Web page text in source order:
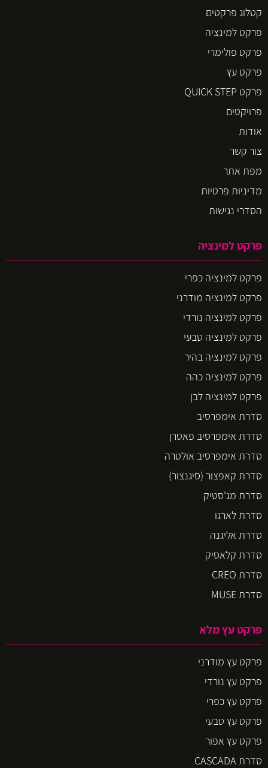
קטלוג פרקטים
פרקט למינציה
פרקט פולימרי
פרקט עץ
פרקט QUICK STEP
פרויקטים
אודות
צור קשר
מפת אתר
מדיניות פרטיות
הסדרי נגישות
פרקט למינציה
פרקט למינציה כפרי
פרקט למינציה מודרני
פרקט למינציה נורדי
פרקט למינציה טבעי
פרקט למינציה בהיר
פרקט למינציה כהה
פרקט למינציה לבן
סדרת אימפרסיב
סדרת אימפרסיב פאטרן
סדרת אימפרסיב אולטרה
סדרת קאפצור (סיגנצור)
סדרת מג'סטיק
סדרת לארגו
סדרת אליגנה
סדרת קלאסיק
סדרת CREO
סדרת MUSE
פרקט עץ מלא
פרקט עץ מודרני
פרקט עץ נורדי
פרקט עץ כפרי
פרקט עץ טבעי
פרקט עץ אפור
סדרת CASCADA